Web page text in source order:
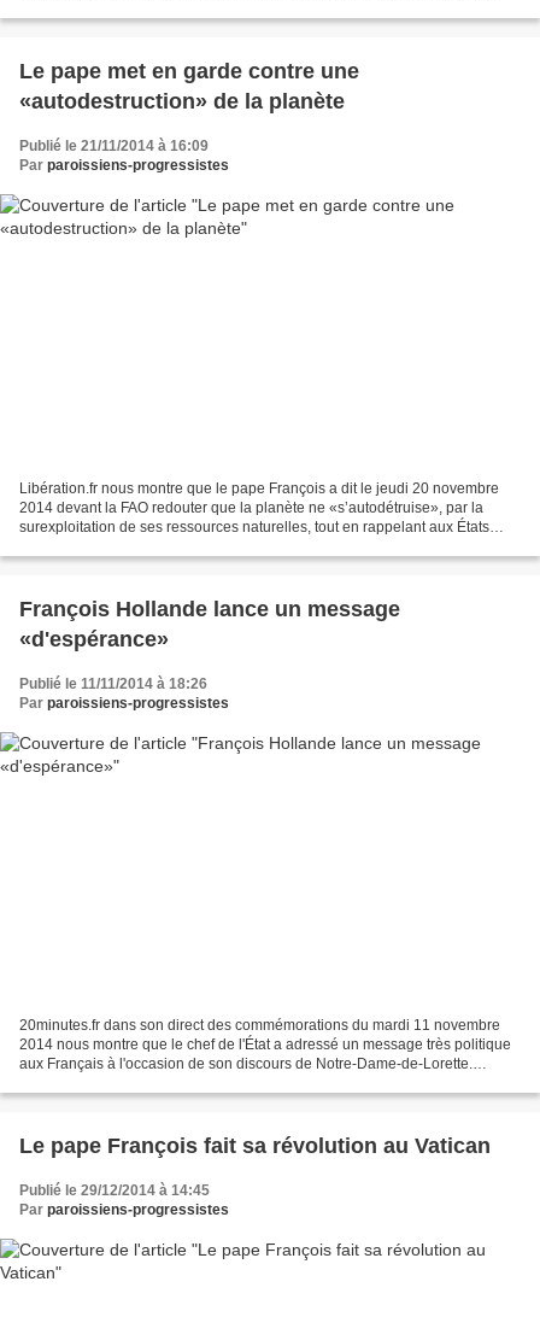
Le pape met en garde contre une
«autodestruction» de la planète
Publié le 21/11/2014 à 16:09
Par paroissiens-progressistes
Libération.fr nous montre que le pape François a dit le jeudi 20 novembre
2014 devant la FAO redouter que la planète ne «s’autodétruise», par la
surexploitation de ses ressources naturelles, tout en rappelant aux États
François Hollande lance un message
«d'espérance»
Publié le 11/11/2014 à 18:26
Par paroissiens-progressistes
20minutes.fr dans son direct des commémorations du mardi 11 novembre
2014 nous montre que le chef de l'État a adressé un message très politique
aux Français à l'occasion de son discours de Notre-Dame-de-Lorette.
Le pape François fait sa révolution au Vatican
Publié le 29/12/2014 à 14:45
Par paroissiens-progressistes